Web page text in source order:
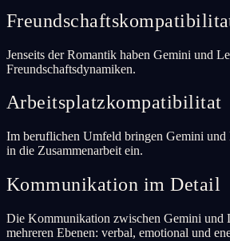
Jenseits der Romantik haben Gemini und
Freundschaftsdynamiken.
Arbeitsplatzkompatibilitat
Im beruflichen Umfeld bringen Gemini und
in die Zusammenarbeit ein.
Kommunikation im Detail
Die Kommunikation zwischen Gemini und
mehreren Ebenen: verbal, emotional und